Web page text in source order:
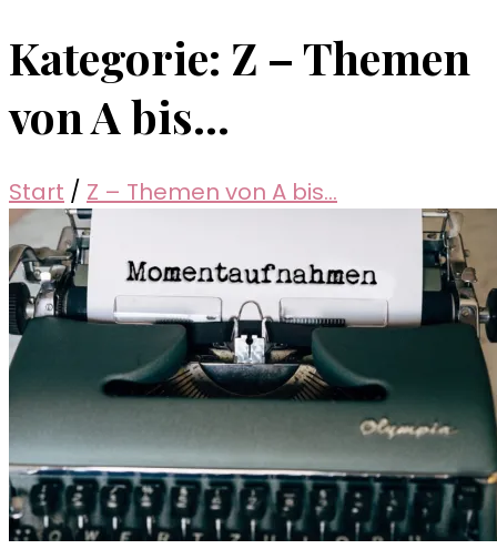
Kategorie: Z – Themen
von A bis…
Start / Z – Themen von A bis…